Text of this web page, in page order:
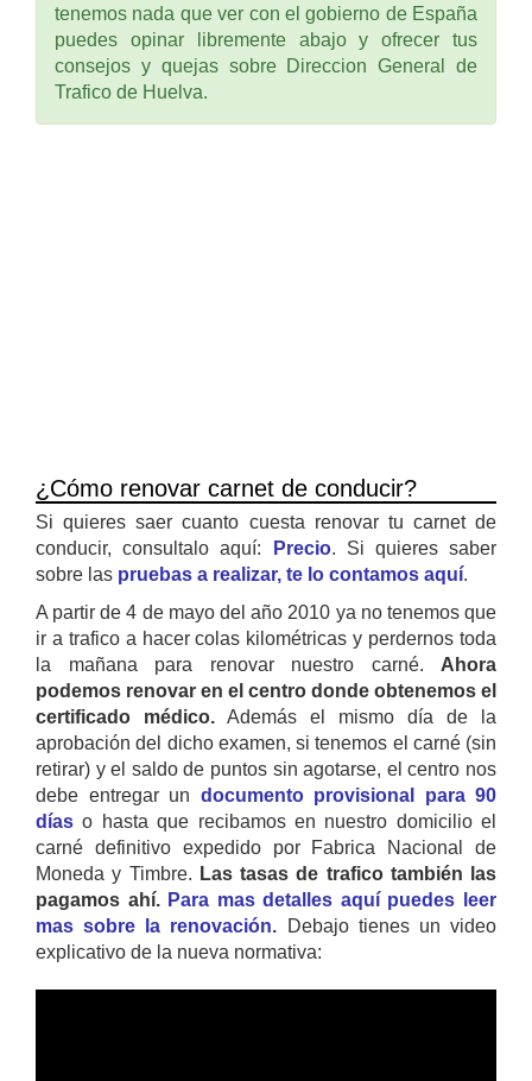
tenemos nada que ver con el gobierno de España
puedes opinar libremente abajo y ofrecer tus
consejos y quejas sobre Direccion General de
Trafico de Huelva.
¿Cómo renovar carnet de conducir?
Si quieres saer cuanto cuesta renovar tu carnet de
conducir, consultalo aquí:
Precio. Si quieres saber
sobre las pruebas a realizar, te lo contamos aquí.
A partir de 4 de mayo del año 2010 ya no tenemos que
ir a trafico a hacer colas kilométricas y perdernos toda
la mañana para renovar nuestro carné. Ahora
podemos renovar en el centro donde obtenemos el
certificado médico. Además el mismo día de la
aprobación del dicho examen, si tenemos el carné (sin
retirar) y el saldo de puntos sin agotarse, el centro nos
debe entregar un documento provisional para 90
días o hasta que recibamos en nuestro domicilio el
carné definitivo expedido por Fabrica Nacional de
Moneda y Timbre. Las tasas de trafico también las
pagamos ahí. Para mas detalles aquí puedes leer
mas sobre la renovación. Debajo tienes un video
explicativo de la nueva normativa: